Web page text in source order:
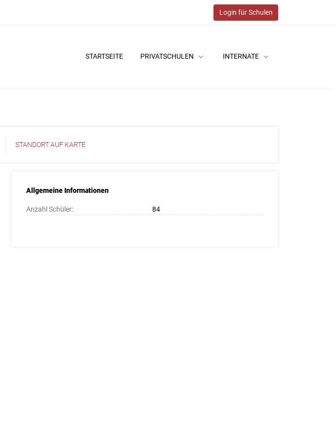
Login für Schulen
STARTSEITE PRIVATSCHULEN INTERNATE
STANDORT AUF KARTE
Allgemeine Informationen
Anzahl Schüler: 84